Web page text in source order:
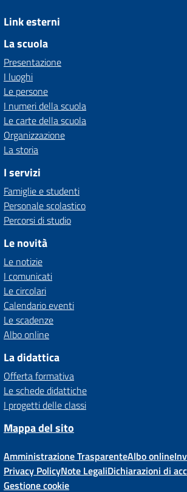
Link esterni
La scuola
Presentazione
I luoghi
Le persone
I numeri della scuola
Le carte della scuola
Organizzazione
La storia
I servizi
Famiglie e studenti
Personale scolastico
Percorsi di studio
Le novità
Le notizie
I comunicati
Le circolari
Calendario eventi
Le scadenze
Albo online
La didattica
Offerta formativa
Le schede didattiche
I progetti delle classi
Mappa del sito
Amministrazione TrasparenteAlbo online
Privacy PolicyNote LegaliDichiarazioni di
Gestione cookie